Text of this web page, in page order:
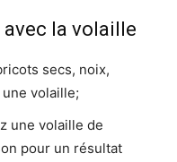
la volaille
secs, noix,
volaille;
une volaille de
pour un résultat